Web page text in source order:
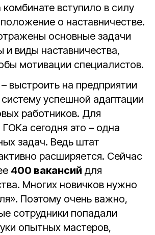
комбинате вступило в силу
о наставничестве.
основные задачи
виды наставничества,
мотивации специалистов.
выстроить на предприятии
успешной адаптации
работников. Для
сегодня это – одна
задач. Ведь штат
расширяется. Сейчас
400 вакансий для
Многих новичков нужно
Поэтому очень важно,
сотрудники попадали
опытных мастеров,